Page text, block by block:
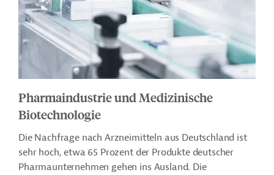
Pharmaindustrie und Medizinische
Biotechnologie
Die Nachfrage nach Arzneimitteln aus Deutschland ist
sehr hoch, etwa 65 Prozent der Produkte deutscher
Pharmaunternehmen gehen ins Ausland. Die